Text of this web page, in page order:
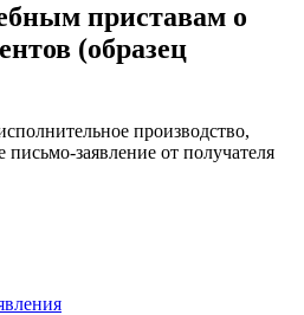
приставам о
(образец
производство,
письмо-заявление от получателя